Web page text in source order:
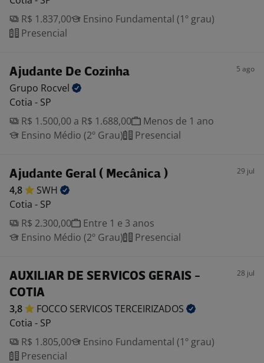
R$ 1.837,00
Ensino Fundamental (1º grau)
Presencial
Ajudante De Cozinha 5 ago
Grupo Rocvel
Cotia - SP
R$ 1.500,00 a R$ 1.688,00
Menos de 1 ano
Ensino Médio (2º Grau)
Presencial
Ajudante Geral ( Mecânica ) 29 jul
4,8
SWH
Cotia - SP
R$ 2.300,00
Entre 1 e 3 anos
Ensino Médio (2º Grau)
Presencial
AUXILIAR DE SERVICOS GERAIS -
COTIA
28 jul
3,8 FOCCO SERVICOS TERCEIRIZADOS
Cotia - SP
R$ 1.805,00
Ensino Fundamental (1º grau)
Presencial